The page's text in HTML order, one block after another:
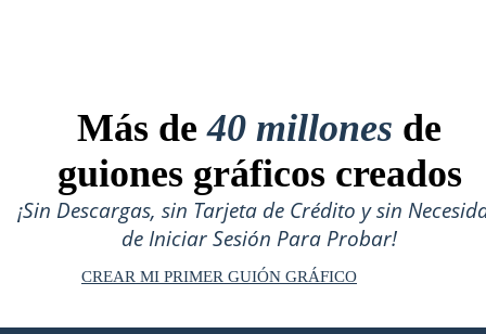
Más de40 millones de
guiones gráficos creados
¡Sin Descargas, sin Tarjeta de Crédito y sin
de Iniciar Sesión Para Probar!
CREAR MI PRIMER GUIÓN GRÁFICO